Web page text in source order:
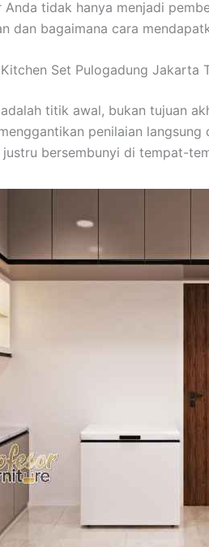
Anda tidak hanya menjadi
dan bagaimana cara
Set Pulogadung Jakarta
titik awal, bukan tujuan
penilaian
justru bersembunyi di tempat-